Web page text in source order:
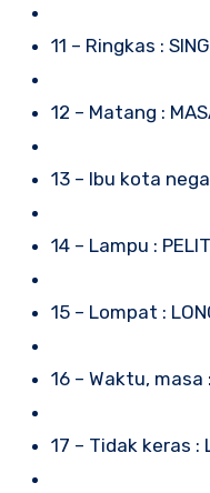
11 – Ringkas :
12 – Matang :
13 – Ibu kota
14 – Lampu :
15 – Lompat :
16 – Waktu, masa
17 – Tidak keras :